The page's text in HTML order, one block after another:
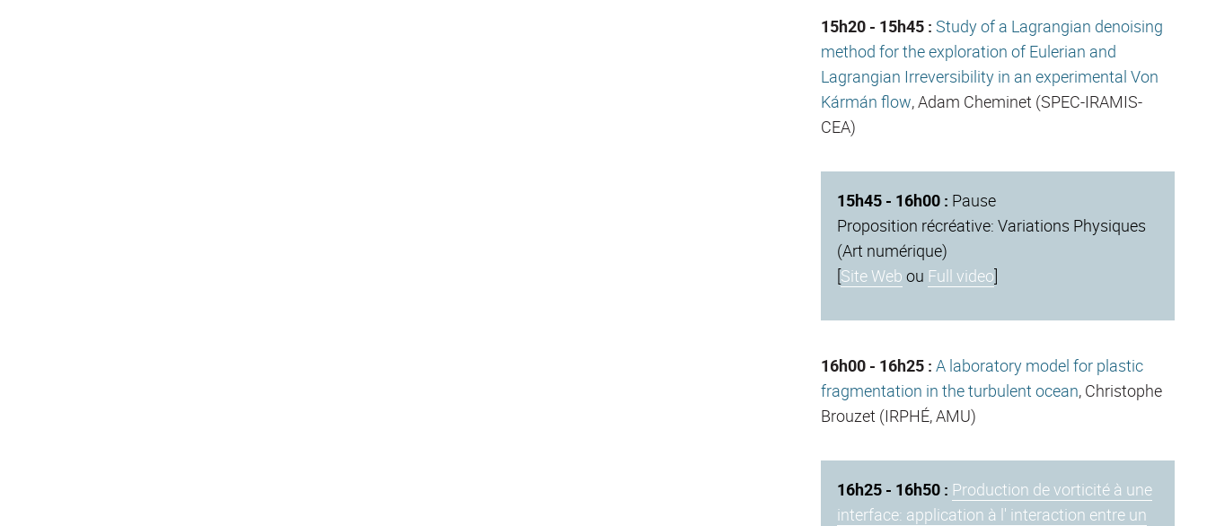
15h20 - 15h45 : Study of a Lagrangian denoising
method for the exploration of Eulerian and
Lagrangian Irreversibility in an experimental Von
Kármán flow, Adam Cheminet (SPEC-IRAMIS-
CEA)
15h45 - 16h00 : Pause
Proposition récréative: Variations Physiques
(Art numérique)
[Site Web ou Full video]
16h00 - 16h25 : A laboratory model for plastic
fragmentation in the turbulent ocean, Christophe
Brouzet (IRPHÉ, AMU)
16h25 - 16h50 : Production de vorticité à une
interface: application à l' interaction entre un